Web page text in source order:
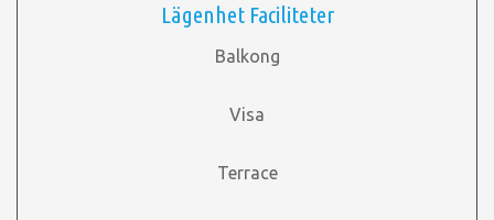
Lägenhet Faciliteter
Balkong
Visa
Terrace